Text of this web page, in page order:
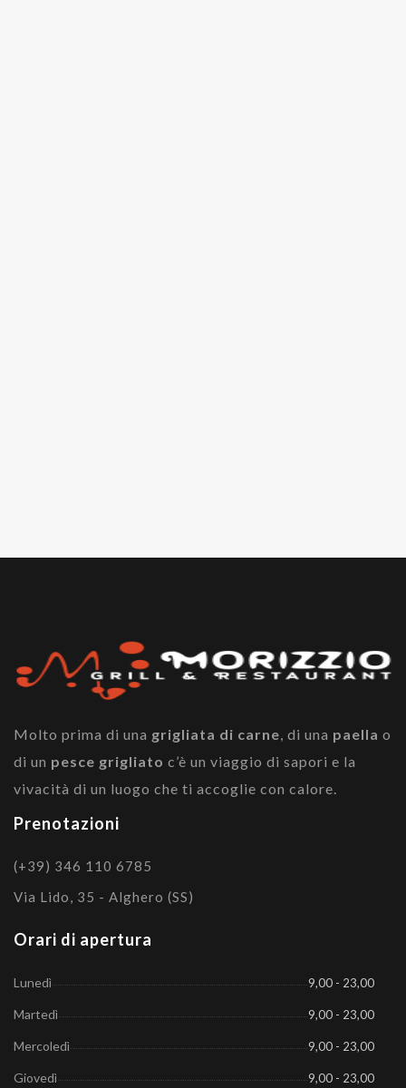
Molto prima di una grigliata di carne , di una paella o
di un pesce grigliato c’è un viaggio di sapori e la
vivacità di un luogo che ti accoglie con calore.
Prenotazioni
(+39) 346 110 6785
Via Lido, 35 - Alghero (SS)
Orari di apertura
Lunedì 9,00 - 23,00
Martedì 9,00 - 23,00
Mercoledì 9,00 - 23,00
Giovedì 9,00 - 23,00